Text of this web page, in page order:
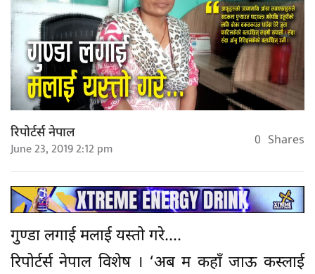
रिपोर्टर्स नेपाल
June 23, 2019 2:12 pm 0 Shares
गुण्डा लगाई मलाई यस्तो गरे….
रिपोर्टर्स नेपाल विशेष । ‘अब म कहाँ जाऊ कस्लाई